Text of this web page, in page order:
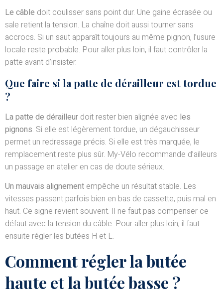
Le câble doit coulisser sans point dur. Une gaine écrasée ou
sale retient la tension. La chaîne doit aussi tourner sans
accrocs. Si un saut apparaît toujours au même pignon, l’usure
locale reste probable. Pour aller plus loin, il faut contrôler la
patte avant d’insister.
Que faire si la patte de dérailleur est tordue
?
La patte de dérailleur doit rester bien alignée avec les
pignons. Si elle est légèrement tordue, un dégauchisseur
permet un redressage précis. Si elle est très marquée, le
remplacement reste plus sûr. My-Vélo recommande d’ailleurs
un passage en atelier en cas de doute sérieux.
Un mauvais alignement empêche un résultat stable. Les
vitesses passent parfois bien en bas de cassette, puis mal en
haut. Ce signe revient souvent. Il ne faut pas compenser ce
défaut avec la tension du câble. Pour aller plus loin, il faut
ensuite régler les butées H et L.
Comment régler la butée
haute et la butée basse ?